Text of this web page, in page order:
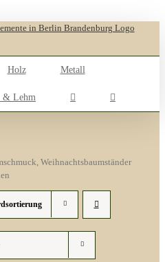
Holz Metall
& Lehm
Weihnachtsbaumständer